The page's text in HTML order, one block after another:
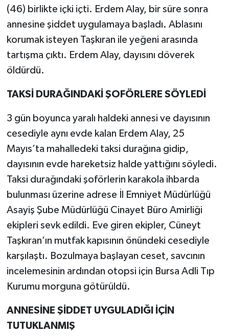
(46) birlikte içki içti. Erdem Alay, bir süre sonra
annesine şiddet uygulamaya başladı. Ablasını
korumak isteyen Taşkıran ile yeğeni arasında
tartışma çıktı. Erdem Alay, dayısını döverek
öldürdü.
TAKSİ DURAĞINDAKİ ŞOFÖRLERE SÖYLEDİ
3 gün boyunca yaralı haldeki annesi ve dayısının
cesediyle aynı evde kalan Erdem Alay, 25
Mayıs’ta mahalledeki taksi durağına gidip,
dayısının evde hareketsiz halde yattığını söyledi.
Taksi durağındaki şoförlerin karakola ihbarda
bulunması üzerine adrese İl Emniyet Müdürlüğü
Asayiş Şube Müdürlüğü Cinayet Büro Amirliği
ekipleri sevk edildi. Eve giren ekipler, Cüneyt
Taşkıran’ın mutfak kapısının önündeki cesediyle
karşılaştı. Bozulmaya başlayan ceset, savcının
incelemesinin ardından otopsi için Bursa Adli Tıp
Kurumu morguna götürüldü.
ANNESİNE ŞİDDET UYGULADIĞI İÇİN
TUTUKLANMIŞ